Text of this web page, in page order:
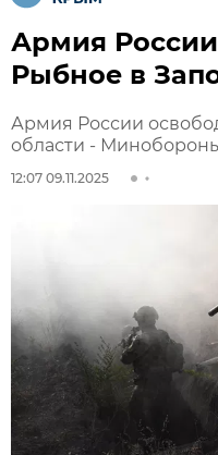
Армия
Рыбное в
Армия России
области -
12:07 09.11.2025